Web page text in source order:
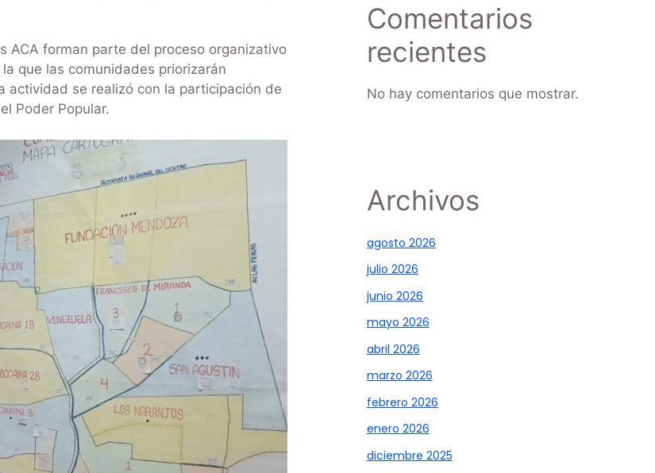
ACA forman parte del proceso organizativo
que las comunidades priorizarán
actividad se realizó con la participación de
Poder Popular.
Comentarios
recientes
No hay comentarios que mostrar.
Archivos
agosto 2026
julio 2026
junio 2026
mayo 2026
abril 2026
marzo 2026
febrero 2026
enero 2026
diciembre 2025